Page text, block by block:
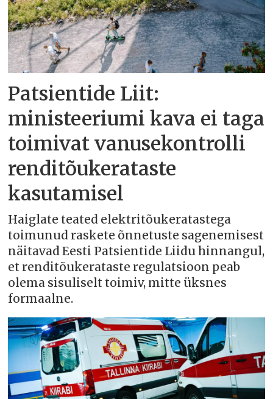
Patsientide Liit:
ministeeriumi kava ei taga
toimivat vanusekontrolli
renditõukerataste
kasutamisel
Haiglate teated elektritõukeratastega
toimunud raskete õnnetuste sagenemisest
näitavad Eesti Patsientide Liidu hinnangul,
et renditõukerataste regulatsioon peab
olema sisuliselt toimiv, mitte üksnes
formaalne.